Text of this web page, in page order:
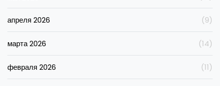
апреля 2026 (9)
марта 2026 (14)
февраля 2026 (11)